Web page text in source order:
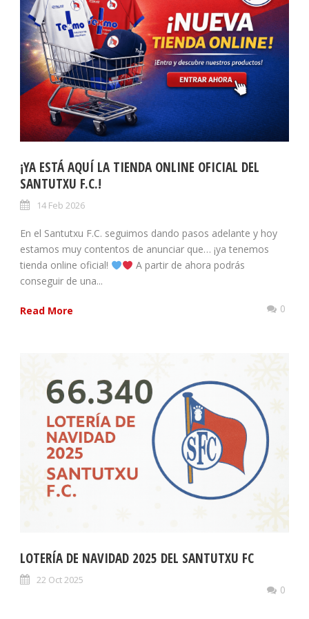
¡YA ESTÁ AQUÍ LA TIENDA ONLINE OFICIAL DEL
SANTUTXU F.C.!
14 Feb 2026
En el Santutxu F.C. seguimos dando pasos adelante y hoy
estamos muy contentos de anunciar que… ¡ya tenemos
tienda online oficial!
A partir de ahora podrás
conseguir de una...
Read More 0
LOTERÍA DE NAVIDAD 2025 DEL SANTUTXU FC
22 Oct 2025
0